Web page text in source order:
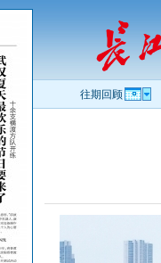
往期回顾